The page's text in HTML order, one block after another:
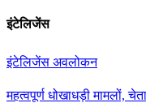
इंटेलिजेंस
इंटेलिजेंस अवलोकन
महत्वपूर्ण धोखाधड़ी मामलों,